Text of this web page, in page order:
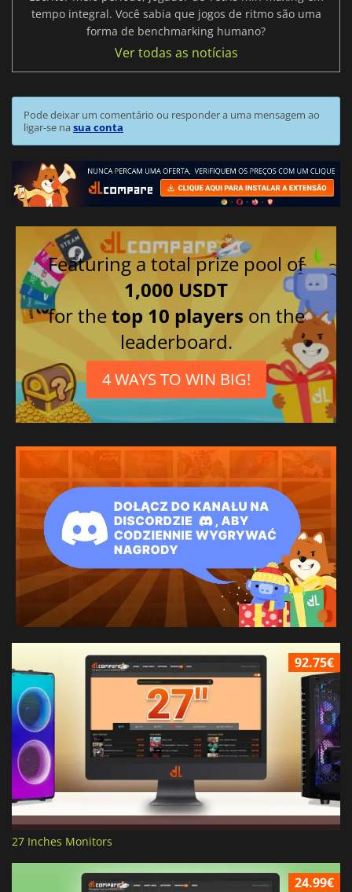
tempo integral. Você sabia que jogos de ritmo são uma
forma de benchmarking humano?
Ver todas as notícias
Pode deixar um comentário ou responder a uma mensagem ao
ligar-se nasua conta
Featuring a total prize pool of
1,000 USDT
for thetop 10 players on the
leaderboard.
4 WAYS TO WIN BIG!
92.75€
27 Inches Monitors
24.99€